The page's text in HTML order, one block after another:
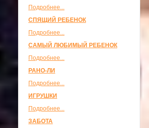
Подробнее...
СПЯЩИЙ РЕБЕНОК
Подробнее...
САМЫЙ ЛЮБИМЫЙ РЕБЕНОК
Подробнее...
РАНО-ЛИ
Подробнее...
ИГРУШКИ
Подробнее...
ЗАБОТА